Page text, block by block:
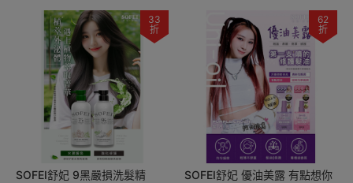
33
折
SOFEI舒妃 9黑嚴損洗髮精
62
折
SOFEI舒妃 優油美露 有點想你